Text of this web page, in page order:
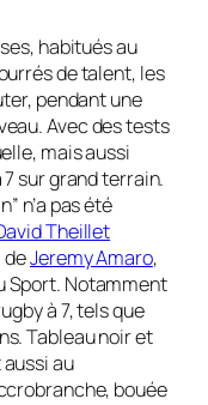
habitués au
de talent, les
pendant une
Avec des tests
mais aussi
sur grand terrain.
n’a pas été
Theillet
deJeremy Amaro,
Sport. Notamment
à 7, tels que
Tableau noir et
au
bouée